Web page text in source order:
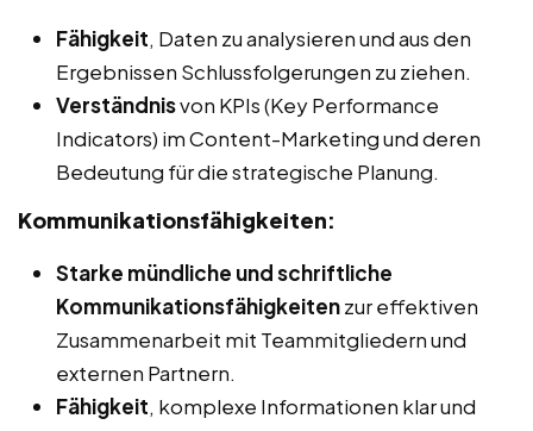
Fähigkeit, Daten zu analysieren und aus den
Ergebnissen Schlussfolgerungen zu ziehen.
Verständnisvon KPIs (Key Performance
Indicators) im Content-Marketing und deren
Bedeutung für die strategische Planung.
Kommunikationsfähigkeiten:
Starke mündliche und schriftliche
Kommunikationsfähigkeitenzur effektiven
Zusammenarbeit mit Teammitgliedern und
externen Partnern.
Fähigkeit, komplexe Informationen klar und